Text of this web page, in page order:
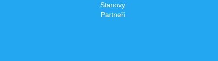
Stanovy
Partneři